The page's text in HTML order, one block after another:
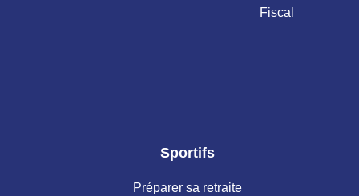
Fiscal
Sportifs
Préparer sa retraite